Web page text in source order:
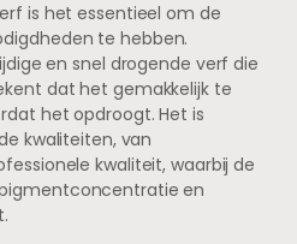
is het essentieel om de
te hebben.
en snel drogende verf die
dat het gemakkelijk te
het opdroogt. Het is
kwaliteiten, van
kwaliteit, waarbij de
en